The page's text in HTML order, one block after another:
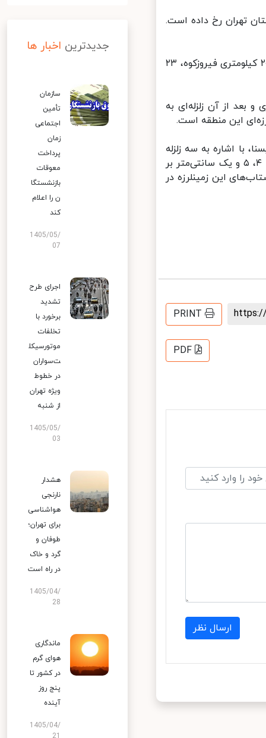
استان تهران رخ داده است.
بر اساس گزارش موسسه ژئوفیزیک دانشگاه تهران، رومرکز این زمینلرزه در ۲۰ کیلومتری فیروزکوه، ۲۳
دقیقه با بزرگای ۳.۳ در عمق ۸ کیلومتری و بعد از آن زلزله‌ای به
اشاره به سه زلزله
پی در پی با بزرگای ۳ و بالاتر از آن، گفت: سه زلزله پی در پی با شتاب‌های ۴، ۵ و یک سانتی‌متر بر
شتاب‌های این زمینلرزه در
PRINT
PDF
ارسال نظر
جدیدترین اخبار ها
سازمان
تأمین
اجتماعی
زمان
پرداخت
معوقات
بازنشستگا
ن را اعلام
کند
1405/05/
07
اجرای طرح
تشدید
برخورد با
تخلفات
موتورسیکل
ت‌سواران
در خطوط
ویژه تهران
از شنبه
1405/05/
03
هشدار
نارنجی
هواشناسی
برای تهران؛
طوفان و
گرد و خاک
در راه است
1405/04/
28
ماندگاری
هوای گرم
در کشور تا
پنج روز
آینده
1405/04/